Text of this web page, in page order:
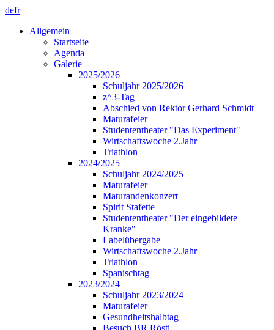
defr
Allgemein
Startseite
Agenda
Galerie
2025/2026
Schuljahr 2025/2026
z^3-Tag
Abschied von Rektor Gerhard Schmidt
Maturafeier
Studententheater "Das Experiment"
Wirtschaftswoche 2.Jahr
Triathlon
2024/2025
Schuljahr 2024/2025
Maturafeier
Maturandenkonzert
Spirit Stafette
Studententheater "Der eingebildete
Kranke"
Labelübergabe
Wirtschaftswoche 2.Jahr
Triathlon
Spanischtag
2023/2024
Schuljahr 2023/2024
Maturafeier
Gesundheitshalbtag
Besuch BR Rösti